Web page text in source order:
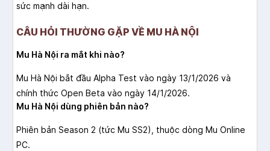
sức mạnh dài hạn.
CÂU HỎI THƯỜNG GẶP VỀ MU HÀ NỘI
Mu Hà Nội ra mắt khi nào?
Mu Hà Nội bắt đầu Alpha Test vào ngày 13/1/2026 và
chính thức Open Beta vào ngày 14/1/2026.
Mu Hà Nội dùng phiên bản nào?
Phiên bản Season 2 (tức Mu SS2), thuộc dòng Mu Online
PC.